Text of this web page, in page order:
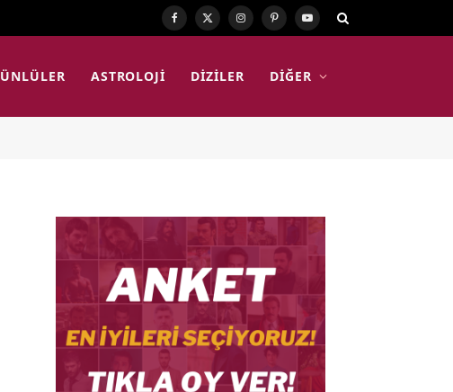
Facebook
X
Instagram
PinterestYouTube
ÜNLÜLER ASTROLOJI DIZILER DIĞER